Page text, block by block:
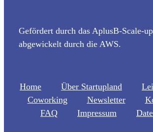
Gefördert durch das AplusB-Scale-
abgewickelt durch die AWS.
Home Über Startupland
Coworking
Newsletter
FAQ
Impressum